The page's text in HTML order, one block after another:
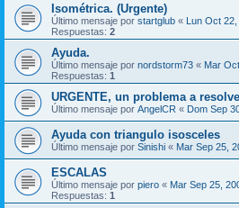
Isométrica. (Urgente)
Último mensaje por startglub « Lun Oct
Respuestas: 2
Ayuda.
Último mensaje por nordstorm73 « Mar
Respuestas: 1
URGENTE, un problema a
Último mensaje por AngelCR « Dom Sep
Ayuda con triangulo isosceles
Último mensaje por Sinishi « Mar Sep 25,
ESCALAS
Último mensaje por piero « Mar Sep 25,
Respuestas: 1